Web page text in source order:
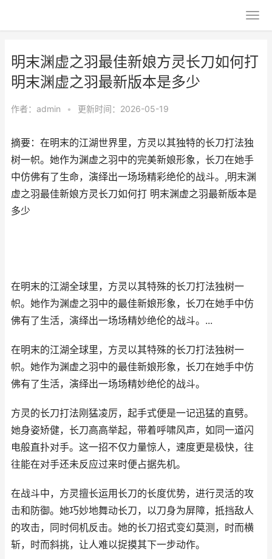
明末渊虚之羽最佳新娘方灵长刀如何打
明末渊虚之羽最新版本是多少
作者： admin • 更新时间：2026-05-19
摘要：在明末的江湖世界里，方灵以其独特的长刀打法独
树一帜。她作为渊虚之羽中的完美新娘形象，长刀在她手
中仿佛有了生命，演绎出一场场精彩绝伦的战斗。,明末渊
虚之羽最佳新娘方灵长刀如何打 明末渊虚之羽最新版本是
多少
在明末的江湖全球里，方灵以其特殊的长刀打法独树一
帜。她作为渊虚之羽中的最佳新娘形象，长刀在她手中仿
佛有了生活，演绎出一场场精妙绝伦的战斗。...
在明末的江湖全球里，方灵以其特殊的长刀打法独树一
帜。她作为渊虚之羽中的最佳新娘形象，长刀在她手中仿
佛有了生活，演绎出一场场精妙绝伦的战斗。
方灵的长刀打法刚猛凌厉，起手式便是一记迅猛的直劈。
她身姿矫健，长刀高高举起，带着呼啸风声，如同一道闪
电般直扑对手。这一招不仅力量惊人，速度更是极快，往
往能在对手还未反应过来时便占据先机。
在战斗中，方灵擅长运用长刀的长度优势，进行灵活的攻
击和防御。她巧妙地舞动长刀，以刀身为屏障，抵挡敌人
的攻击，同时伺机反击。她的长刀招式变幻莫测，时而横
斩，时而斜挑，让人难以捉摸其下一步动作。